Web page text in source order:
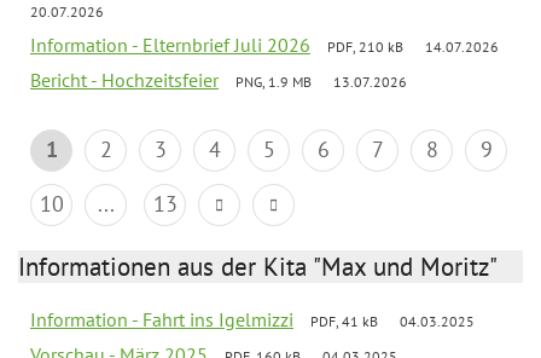
20.07.2026
Information - Elternbrief Juli 2026 PDF, 210 kB 14.07.2026
Bericht - Hochzeitsfeier PNG, 1.9 MB 13.07.2026
1 2 3 4 5 6 7 8
9
10
... 13
Informationen aus der Kita "Max und Moritz"
Information - Fahrt ins Igelmizzi PDF, 41 kB 04.03.2025